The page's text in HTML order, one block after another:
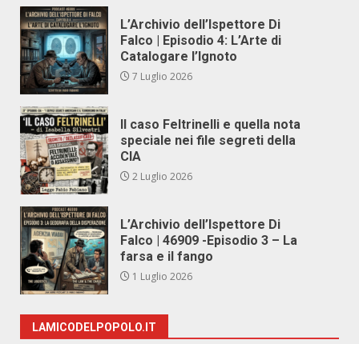
L’Archivio dell’Ispettore Di
Falco | Episodio 4: L’Arte di
Catalogare l’Ignoto
7 Luglio 2026
Il caso Feltrinelli e quella nota
speciale nei file segreti della
CIA
2 Luglio 2026
L’Archivio dell’Ispettore Di
Falco | 46909 -Episodio 3 – La
farsa e il fango
1 Luglio 2026
LAMICODELPOPOLO.IT